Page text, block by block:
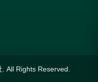
. All Rights Reserved.